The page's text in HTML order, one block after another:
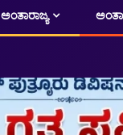
ಅಂತಾರಾಜ್ಯ